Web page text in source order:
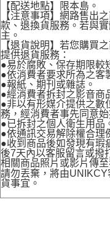
【配送地點】限本島。
【注意事項】網路售出
款、退換貨服務。若與
主。
【退貨說明】若您購買
提供退貨服務：
●易於腐敗、保存期限較
●依消費者要求所為之客
●報紙、期刊或雜誌。
●經消費者拆封之影音商
●非以有形媒介提供之數
務，經消費者事先同意始
●已拆封之個人衛生用品
●依通訊交易解除權合理
●收到商品後如發現有瑕
後7天內以客服留言或撥
相關商品照片或影片傳至
請勿丟棄，將由
貨事宜。